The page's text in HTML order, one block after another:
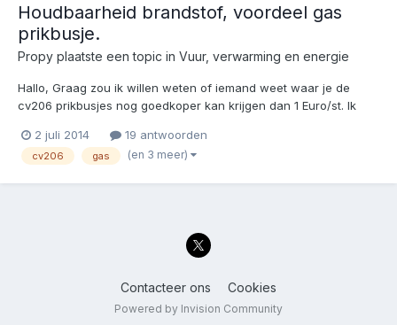
Houdbaarheid brandstof, voordeel gas
prikbusje.
Propy plaatste een topic in Vuur, verwarming en energie
Hallo, Graag zou ik willen weten of iemand weet waar je de
cv206 prikbusjes nog goedkoper kan krijgen dan 1 Euro/st. Ik
huidige brandstof is van zeer slechte kwaliteit en slechts een
paar jaar houdbaar. Heel vroeger kon je...
2 juli 2014 19 antwoorden
cv206 gas (en 3 meer)
Contacteer ons Cookies
Powered by Invision Community